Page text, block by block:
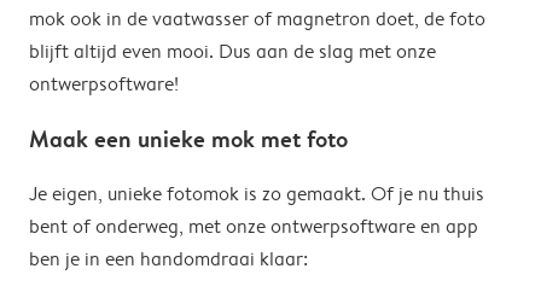
mok ook in de vaatwasser of magnetron doet, de foto
blijft altijd even mooi. Dus aan de slag met onze
ontwerpsoftware!
Maak een unieke mok met foto
Je eigen, unieke fotomok is zo gemaakt. Of je nu thuis
bent of onderweg, met onze ontwerpsoftware en app
ben je in een handomdraai klaar: